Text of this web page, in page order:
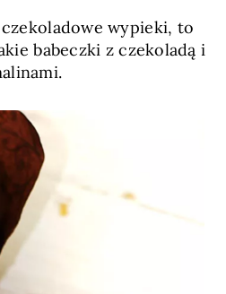
wypieki, to
babeczki z czekoladą i